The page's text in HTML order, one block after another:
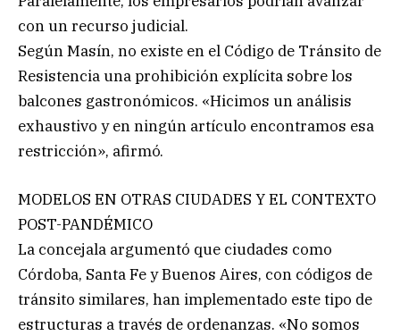
con un recurso judicial.
Según Masín, no existe en el Código de Tránsito de
Resistencia una prohibición explícita sobre los
balcones gastronómicos. «Hicimos un análisis
exhaustivo y en ningún artículo encontramos esa
restricción», afirmó.
MODELOS EN OTRAS CIUDADES Y EL CONTEXTO
POST-PANDÉMICO
La concejala argumentó que ciudades como
Córdoba, Santa Fe y Buenos Aires, con códigos de
tránsito similares, han implementado este tipo de
estructuras a través de ordenanzas. «No somos